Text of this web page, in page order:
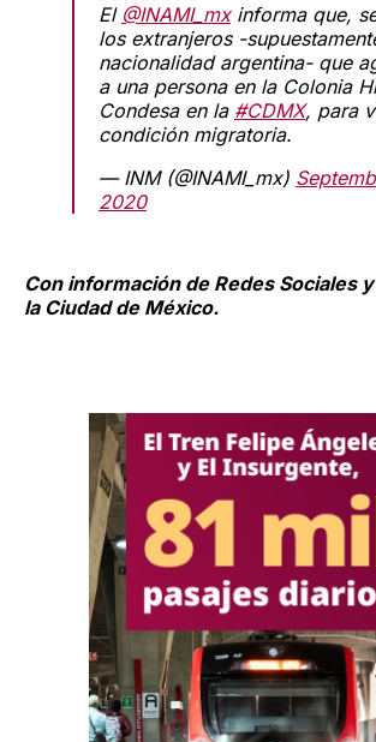
El @INAMI_mxinforma que,
los extranjeros -
nacionalidad argentina- que
a una persona en la Colonia
Condesa en la #CDMX, para
condición migratoria.
— INM (@INAMI_mx)
2020
Con información de Redes Sociales
la Ciudad de México.